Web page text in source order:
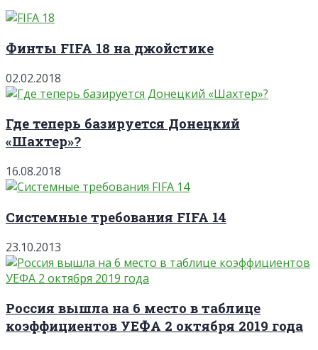
Финты FIFA 18 на джойстике
02.02.2018
Где теперь базируется Донецкий
«Шахтер»?
16.08.2018
Системные требования FIFA 14
23.10.2013
Россия вышла на 6 место в таблице
коэффициентов УЕФА 2 октября 2019 года